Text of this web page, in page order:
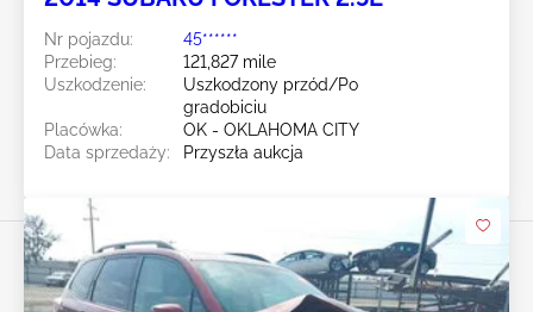
Nr pojazdu:
45******
Przebieg:
121,827 mile
Uszkodzenie:
Uszkodzony przód/Po
gradobiciu
Placówka:
OK - OKLAHOMA CITY
Data sprzedaży:
Przyszła aukcja